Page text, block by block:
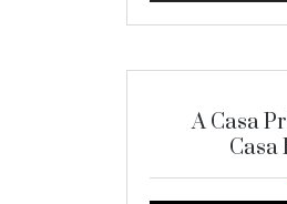
A Casa
Casa